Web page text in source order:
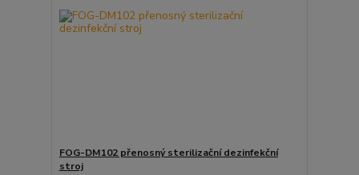
FOG-DM102 přenosný sterilizační dezinfekční
stroj